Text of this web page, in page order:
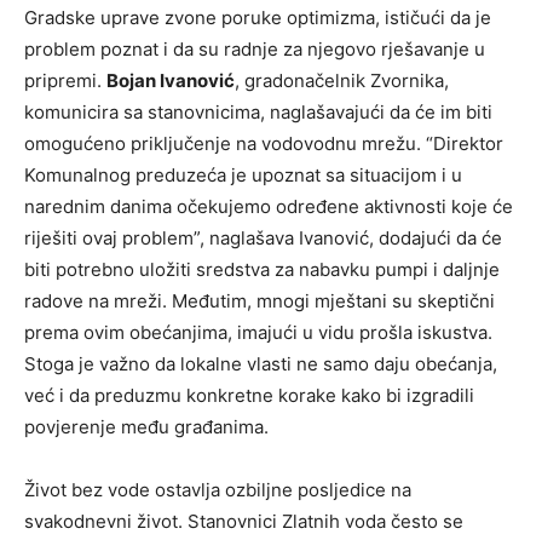
Gradske uprave zvone poruke optimizma, ističući da je
problem poznat i da su radnje za njegovo rješavanje u
pripremi. Bojan Ivanović, gradonačelnik Zvornika,
komunicira sa stanovnicima, naglašavajući da će im biti
omogućeno priključenje na vodovodnu mrežu. “Direktor
Komunalnog preduzeća je upoznat sa situacijom i u
narednim danima očekujemo određene aktivnosti koje će
riješiti ovaj problem”, naglašava Ivanović, dodajući da će
biti potrebno uložiti sredstva za nabavku pumpi i daljnje
radove na mreži. Međutim, mnogi mještani su skeptični
prema ovim obećanjima, imajući u vidu prošla iskustva.
Stoga je važno da lokalne vlasti ne samo daju obećanja,
već i da preduzmu konkretne korake kako bi izgradili
povjerenje među građanima.
Život bez vode ostavlja ozbiljne posljedice na
svakodnevni život. Stanovnici Zlatnih voda često se